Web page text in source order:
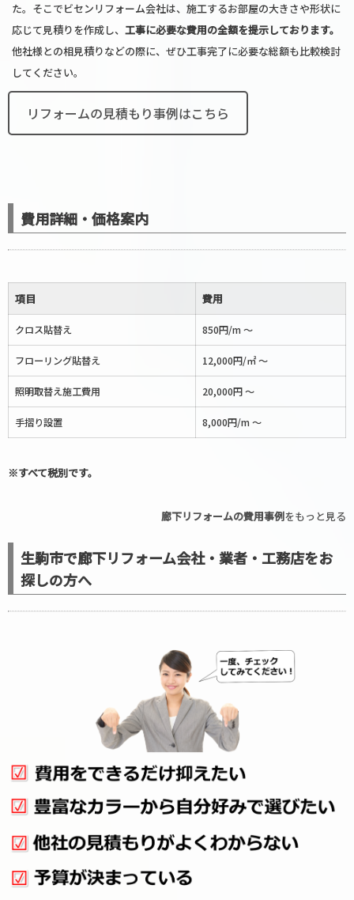
た。そこでビセンリフォーム会社は、施工するお部屋の大きさや形状に
応じて見積りを作成し、 工事に必要な費用の全額を提示しております。
他社様との相見積りなどの際に、ぜひ工事完了に必要な総額も比較検討
してください。
リフォームの見積もり事例はこちら
費用詳細・価格案内
項目 費用
クロス貼替え 850円/m 〜
フローリング貼替え 12,000円/㎡ 〜
照明取替え施工費用 20,000円 〜
手摺り設置 8,000円/m 〜
※すべて税別です。
廊下リフォームの費用事例をもっと見る
生駒市で廊下リフォーム会社・業者・工務店をお
探しの方へ